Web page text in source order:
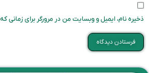
ذخیره نام، ایمیل و وبسایت من در مرورگر برای زمانی